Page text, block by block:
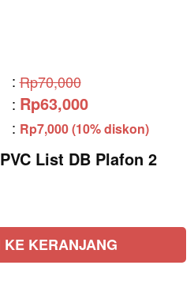
: Rp70,000
: Rp63,000
: Rp7,000 (10% diskon)
List DB Plafon 2
KERANJANG